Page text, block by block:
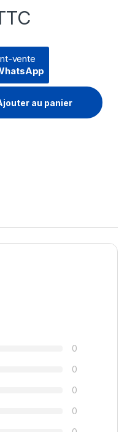
vente
65 SE MS Stereo
au panier
0
0
0
0